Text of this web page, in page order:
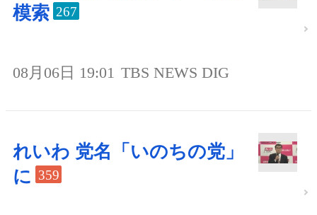
模索 267
08月06日 19:01 TBS NEWS DIG
れいわ 党名「いのちの党」
に 359